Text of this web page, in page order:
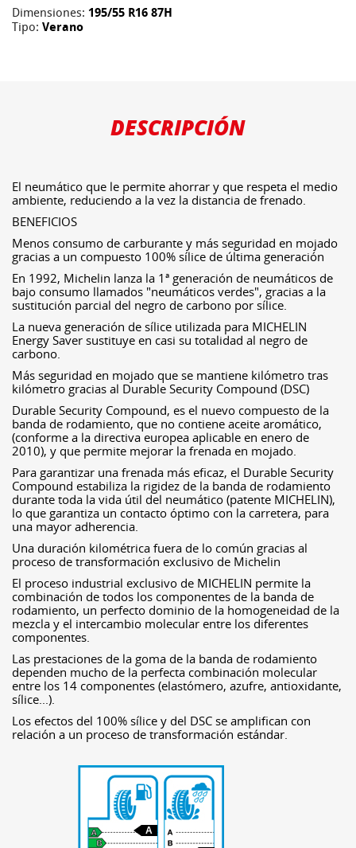
Dimensiones: 195/55 R16 87H
Tipo: Verano
DESCRIPCIÓN
El neumático que le permite ahorrar y que respeta el medio
ambiente, reduciendo a la vez la distancia de frenado.
BENEFICIOS
Menos consumo de carburante y más seguridad en mojado
gracias a un compuesto 100% sílice de última generación
En 1992, Michelin lanza la 1ª generación de neumáticos de
bajo consumo llamados "neumáticos verdes", gracias a la
sustitución parcial del negro de carbono por sílice.
La nueva generación de sílice utilizada para MICHELIN
Energy Saver sustituye en casi su totalidad al negro de
carbono.
Más seguridad en mojado que se mantiene kilómetro tras
kilómetro gracias al Durable Security Compound (DSC)
Durable Security Compound, es el nuevo compuesto de la
banda de rodamiento, que no contiene aceite aromático,
(conforme a la directiva europea aplicable en enero de
2010), y que permite mejorar la frenada en mojado.
Para garantizar una frenada más eficaz, el Durable Security
Compound estabiliza la rigidez de la banda de rodamiento
durante toda la vida útil del neumático (patente MICHELIN),
lo que garantiza un contacto óptimo con la carretera, para
una mayor adherencia.
Una duración kilométrica fuera de lo común gracias al
proceso de transformación exclusivo de Michelin
El proceso industrial exclusivo de MICHELIN permite la
combinación de todos los componentes de la banda de
rodamiento, un perfecto dominio de la homogeneidad de la
mezcla y el intercambio molecular entre los diferentes
componentes.
Las prestaciones de la goma de la banda de rodamiento
dependen mucho de la perfecta combinación molecular
entre los 14 componentes (elastómero, azufre, antioxidante,
sílice...).
Los efectos del 100% sílice y del DSC se amplifican con
relación a un proceso de transformación estándar.
A